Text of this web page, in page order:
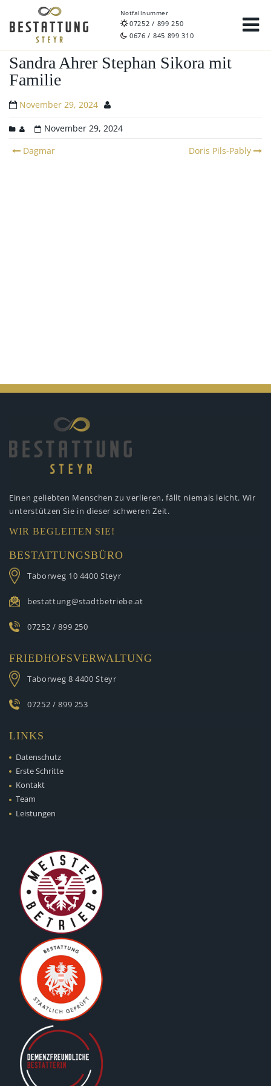
Notfallnummer
07252 / 899 250
0676 / 845 899 310
Sandra Ahrer Stephan Sikora mit
Familie
November 29, 2024
November 29, 2024
Post
Dagmar Doris Pils-Pably
Einen geliebten Menschen zu verlieren, fällt niemals leicht. Wir
unterstützen Sie in dieser schweren Zeit.
WIR BEGLEITEN SIE!
BESTATTUNGSBÜRO
Taborweg 10 4400 Steyr
bestattung@stadtbetriebe.at
07252 / 899 250
FRIEDHOFSVERWALTUNG
Taborweg 8 4400 Steyr
07252 / 899 253
LINKS
Datenschutz
Erste Schritte
Kontakt
Team
Leistungen